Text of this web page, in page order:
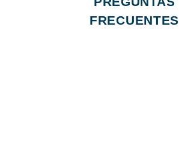
FRECUENTES